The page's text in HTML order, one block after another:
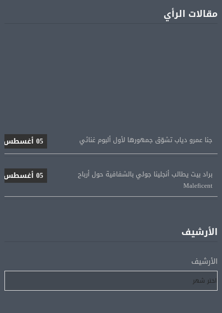
مقالات الرأي
Maleficent
لإتمام انتقاله إلى طرابزون سبور
05 أغسطس
رسميًا.. انطلاق الدورى الممتاز 21 أغسطس.. وقمة الزمالك
الأرشيف
الأرشيف